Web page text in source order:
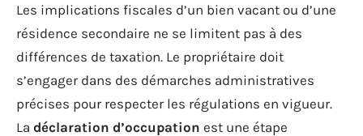
Les implications fiscales d’un bien vacant ou d’une
résidence secondaire ne se limitent pas à des
différences de taxation. Le propriétaire doit
s’engager dans des démarches administratives
précises pour respecter les régulations en vigueur.
La déclaration d’occupation est une étape